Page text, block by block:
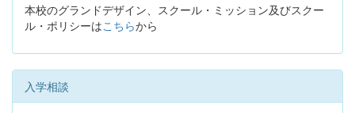
本校のグランドデザイン、スクール・ミッション及びスクー
ル・ポリシーはこちらから
入学相談